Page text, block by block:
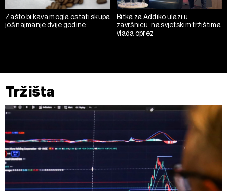
Zašto bi kava mogla ostati skupa
još najmanje dvije godine
Bitka za Addiko ulazi u
završnicu, na svjetskim tržištima
vlada oprez
Tržišta